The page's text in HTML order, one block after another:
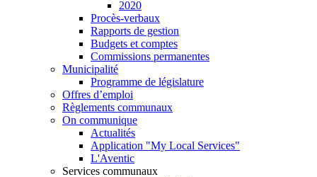
2020
Procès-verbaux
Rapports de gestion
Budgets et comptes
Commissions permanentes
Municipalité
Programme de législature
Offres d’emploi
Règlements communaux
On communique
Actualités
Application "My Local Services"
L'Aventic
Services communaux